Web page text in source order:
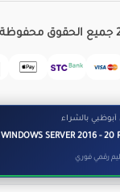
بالشراء
WINDOWS SERVER 2016 - 20